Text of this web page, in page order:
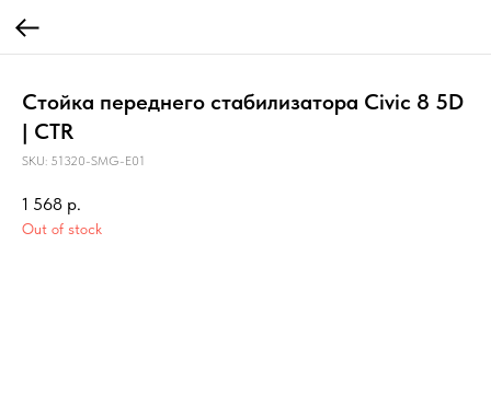
Стойка переднего стабилизатора Civic 8 5D
| CTR
SKU: 51320-SMG-E01
1 568 р.
Out of stock